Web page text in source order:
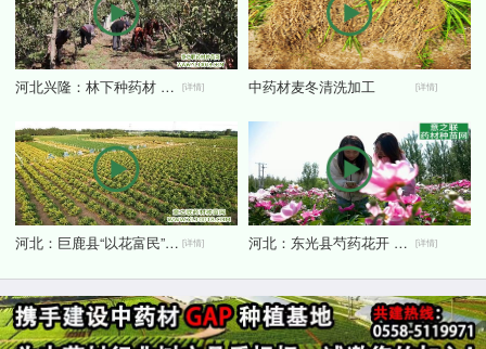
河北兴隆：林下种药材 刨出好“钱”景 [详情] 中药材麦冬清洗加工 [详情]
河北：巨鹿县“以花富民” 金银花鼓起农民“钱袋子” [详情] 河北：东光县芍药花开 农旅融合引客来 [详情]